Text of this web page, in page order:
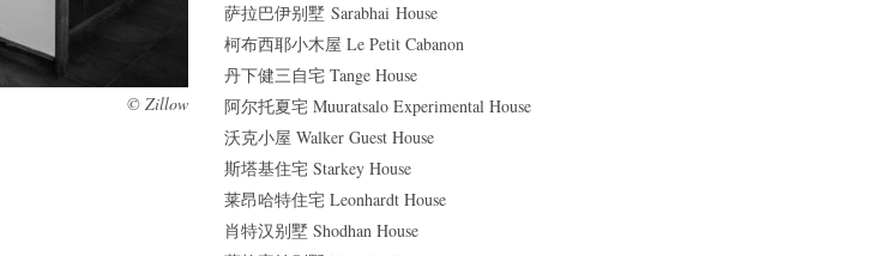
© Zillow
萨拉巴伊别墅 Sarabhai House
柯布西耶小木屋 Le Petit Cabanon
丹下健三自宅 Tange House
阿尔托夏宅 Muuratsalo Experimental House
沃克小屋 Walker Guest House
斯塔基住宅 Starkey House
莱昂哈特住宅 Leonhardt House
肖特汉别墅 Shodhan House